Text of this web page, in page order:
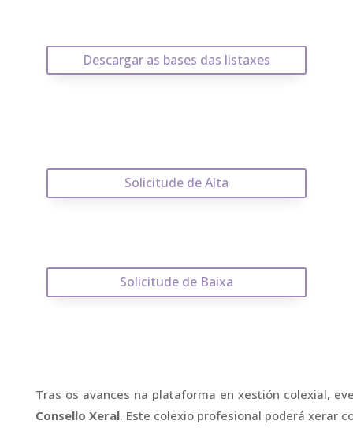
Descargar as bases das listaxes
Solicitude de Alta
Solicitude de Baixa
Tras os avances na plataforma en xestión colexial,
Consello Xeral. Este colexio profesional poderá xerar